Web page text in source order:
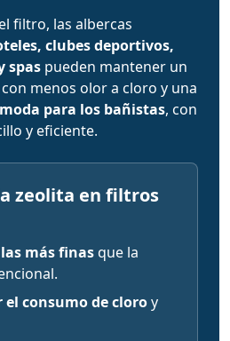
filtro, las albercas
clubes deportivos,
spas pueden mantener un
menos olor a cloro y una
para los bañistas, con
y eficiente.
zeolita en filtros
más finasque la
el consumo de cloroy